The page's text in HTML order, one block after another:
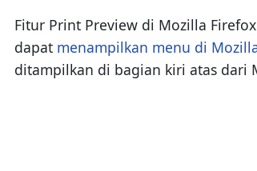
Fitur Print Preview di Mozilla
dapat menampilkan menu di
ditampilkan di bagian kiri atas dari